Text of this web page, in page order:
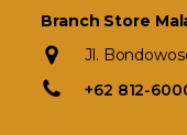
Branch Store
Jl.
+62 812-